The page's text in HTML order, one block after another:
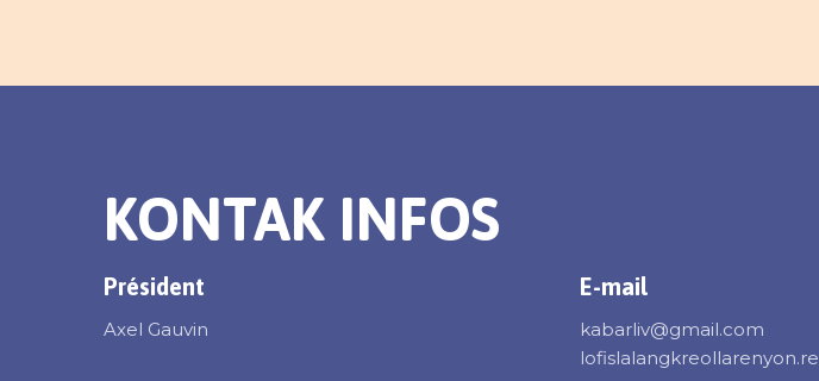
KONTAK INFOS
Président
Axel Gauvin
E-mail
kabarliv@gmail.com
lofislalangkreollarenyon.re